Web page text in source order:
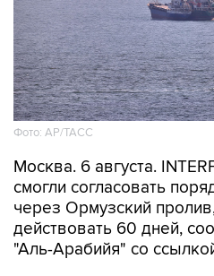
Фото: AP/ТАСС
Москва. 6 августа.
смогли согласовать
через Ормузский
действовать 60 дней,
"Аль-Арабийя" со